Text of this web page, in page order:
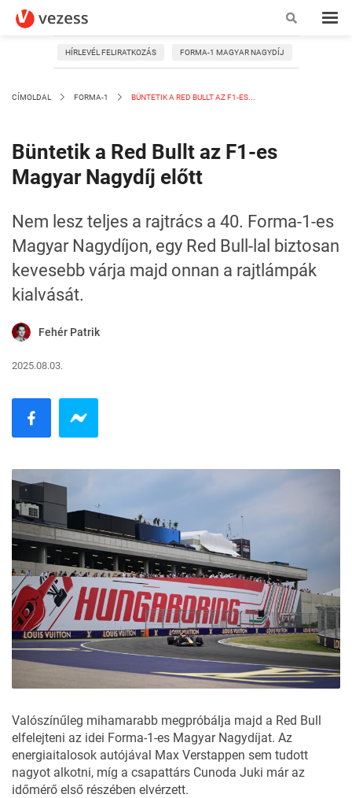
HÍRLEVÉL FELIRATKOZÁS FORMA-1 MAGYAR NAGYDÍJ
CÍMOLDAL FORMA-1 BÜNTETIK A RED BULLT AZ F1-ES...
Büntetik a Red Bullt az F1-es
Magyar Nagydíj előtt
Nem lesz teljes a rajtrács a 40. Forma-1-es
Magyar Nagydíjon, egy Red Bull-lal biztosan
kevesebb várja majd onnan a rajtlámpák
kialvását.
Fehér Patrik
2025.08.03.
Valószínűleg mihamarabb megpróbálja majd a Red Bull
elfelejteni az idei Forma-1-es Magyar Nagydíjat. Az
energiaitalosok autójával Max Verstappen sem tudott
nagyot alkotni, míg a csapattárs Cunoda Juki már az
időmérő első részében elvérzett.